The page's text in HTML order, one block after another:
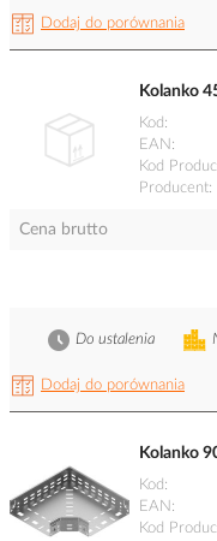
Dodaj do porównania
Kolanko
Kod
EAN
Kod
Producent
Cena brutto
Dodaj do porównania
Do ustalenia
Kolanko
Kod
EAN
Kod